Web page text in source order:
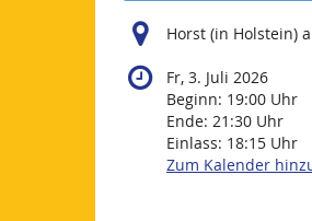
Horst (in Holstein)
Fr, 3. Juli 2026
Beginn: 19:00 Uhr
Ende: 21:30 Uhr
Einlass: 18:15 Uhr
Zum Kalender